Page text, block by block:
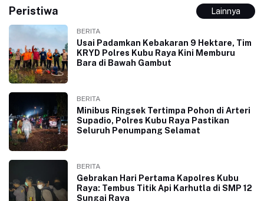
Peristiwa Lainnya
BERITA
Usai Padamkan Kebakaran 9 Hektare, Tim
KRYD Polres Kubu Raya Kini Memburu
Bara di Bawah Gambut
BERITA
Minibus Ringsek Tertimpa Pohon di Arteri
Supadio, Polres Kubu Raya Pastikan
Seluruh Penumpang Selamat
BERITA
Gebrakan Hari Pertama Kapolres Kubu
Raya: Tembus Titik Api Karhutla di SMP 12
Sungai Raya